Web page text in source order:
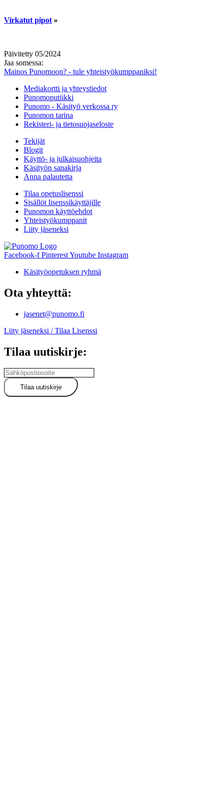
Virkatut pipot »
Päivitetty 05/2024
Jaa somessa:
Mainos Punomoon? - tule yhteistyökumppaniksi!
Mediakortti ja yhteystiedot
Punomoputiikki
Punomo - Käsityö verkossa ry
Punomon tarina
Rekisteri- ja tietosuojaseloste
Tekijät
Blogit
Käyttö- ja julkaisuohjeita
Käsityön sanakirja
Anna palautetta
Tilaa opetuslisenssi
Sisällöt lisenssikäyttäjille
Punomon käyttöehdot
Yhteistyökumppanit
Liity jäseneksi
Facebook-f PinterestYoutube Instagram
Käsityöopetuksen ryhmä
Ota yhteyttä:
jasenet@punomo.fi
Liity jäseneksi / Tilaa Lisenssi
Tilaa uutiskirje: